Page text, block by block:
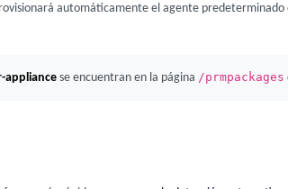
automáticamente el agente predeterminado
appliance se encuentran en la página /prmpackages